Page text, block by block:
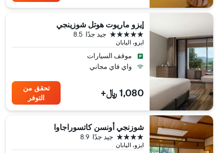
إيزو ماريوت هوتل شوزينجي
ايزو، اليابان
8.5 جيد جدًا 5 نجوم
موقف السيارات
واي فاي مجاني
1,080 ﷼+
تحقق من
التوفر
شوزنجي أونسن كاتسوراجاوا
ايزو، اليابان
8.9 جيد جدًا 4 نجوم